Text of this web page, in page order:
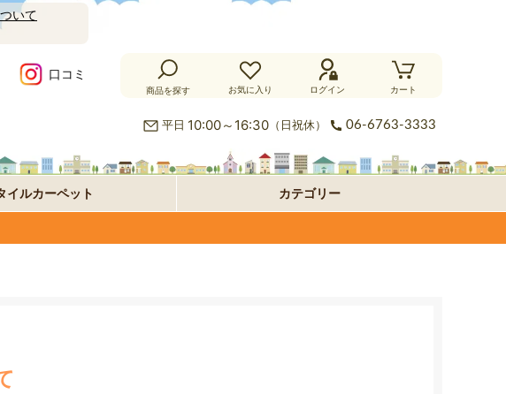
いて
口コミ
商品を探す お気に入り ログイン カート
平日 10:00～16:30 （日祝休） 06-6763-3333
イルカーペット カテゴリー
ペ
グ
フ